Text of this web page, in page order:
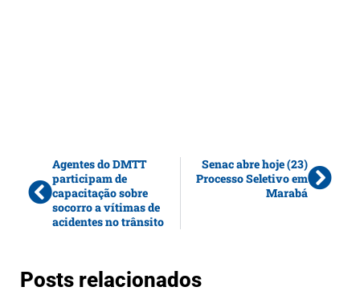
Agentes do DMTT
participam de
capacitação sobre
socorro a vítimas de
acidentes no trânsito
Senac abre hoje (23)
Processo Seletivo em
Marabá
Posts relacionados